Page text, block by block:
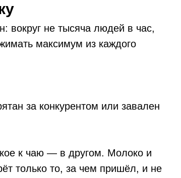
вокруг не тысяча людей в час,
максимум из каждого
за конкурентом или завален
к чаю — в другом. Молоко и
только то, за чем пришёл, и не